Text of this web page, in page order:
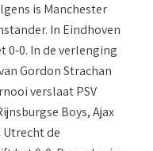
is Manchester
In Eindhoven
0-0. In de verlenging
Gordon Strachan
verslaat PSV
Boys, Ajax
Utrecht de